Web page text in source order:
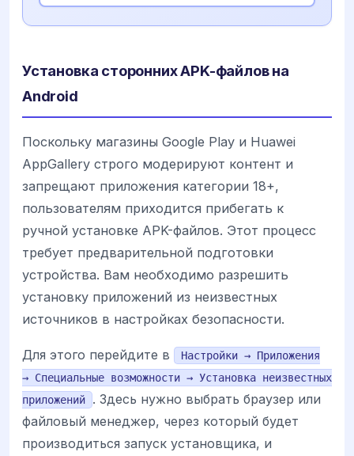
Установка сторонних APK-файлов на
Android
Поскольку магазины Google Play и Huawei
AppGallery строго модерируют контент и
запрещают приложения категории 18+,
пользователям приходится прибегать к
ручной установке APK-файлов. Этот процесс
требует предварительной подготовки
устройства. Вам необходимо разрешить
установку приложений из неизвестных
источников в настройках безопасности.
Для этого перейдите в
Настройки → Приложения
→ Специальные возможности → Установка неизвестных
приложений
. Здесь нужно выбрать браузер или
файловый менеджер, через который будет
производиться запуск установщика, и